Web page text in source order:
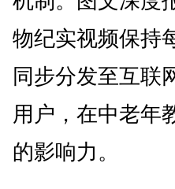
物纪实视频保持
同步分发至互联
用户，在中老年
的影响力。